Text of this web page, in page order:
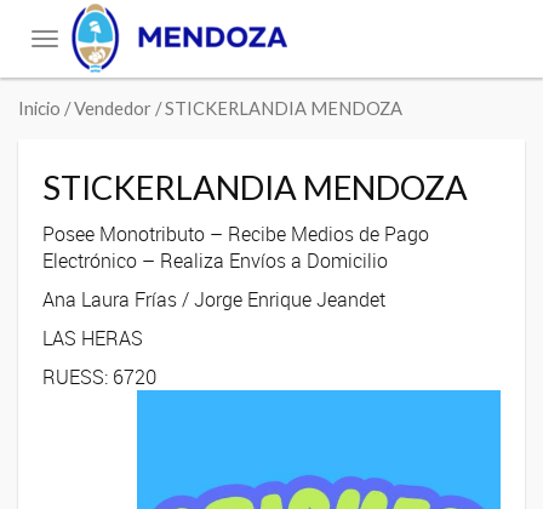
Toggle
navigation
Inicio / Vendedor / STICKERLANDIA MENDOZA
STICKERLANDIA MENDOZA
Posee Monotributo – Recibe Medios de Pago
Electrónico – Realiza Envíos a Domicilio
Ana Laura Frías / Jorge Enrique Jeandet
LAS HERAS
RUESS: 6720